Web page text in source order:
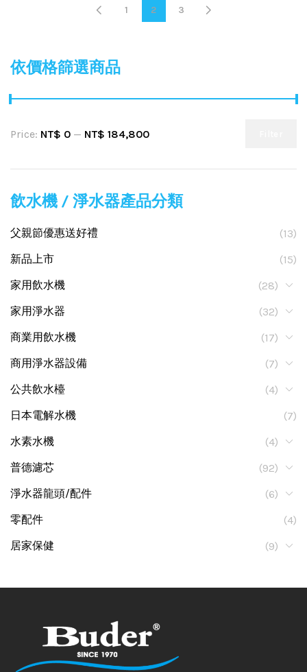
依價格篩選商品
Price: NT$ 0 — NT$ 184,800
飲水機 / 淨水器產品分類
父親節優惠送好禮
(13)
新品上市
(15)
家用飲水機
(28)
家用淨水器
(32)
商業用飲水機
(17)
商用淨水器設備
(7)
公共飲水檯
(4)
日本電解水機
(7)
水素水機
(4)
普德濾芯
(92)
淨水器龍頭/配件
(6)
零配件
(4)
居家保健
(9)
1 2 3